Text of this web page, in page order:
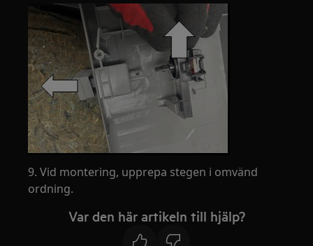
9. Vid montering, upprepa stegen i omvänd
ordning.
Var den här artikeln till hjälp?